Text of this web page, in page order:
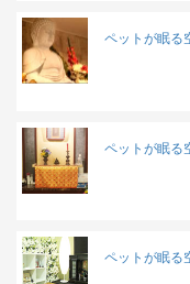
ペットが眠る
ペットが眠る
ペットが眠る